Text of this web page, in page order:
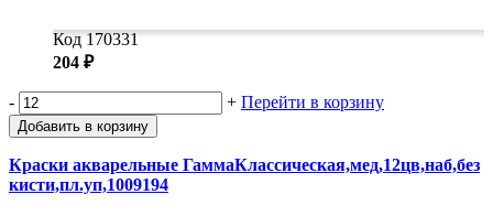
Код 170331
204 ₽
- + Перейти в корзину
Добавить в корзину
Краски акварельные ГаммаКлассическая,мед,12цв,наб,без
кисти,пл.уп,1009194